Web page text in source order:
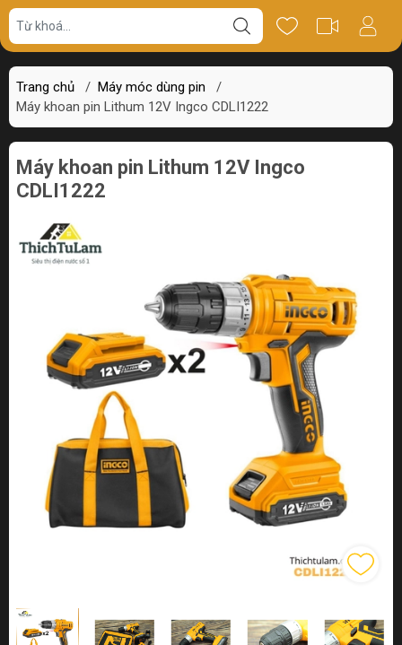
Trang chủ / Máy móc dùng pin
/
Máy khoan pin Lithum 12V Ingco CDLI1222
Giá bán Thông số Review
Máy khoan pin Lithum 12V Ingco
CDLI1222